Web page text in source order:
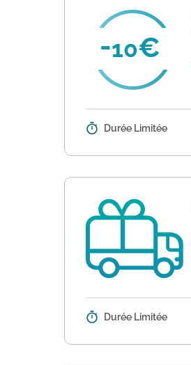
10
Détails : Profitez
Durée Limitée
Détails : Gemo
Durée Limitée